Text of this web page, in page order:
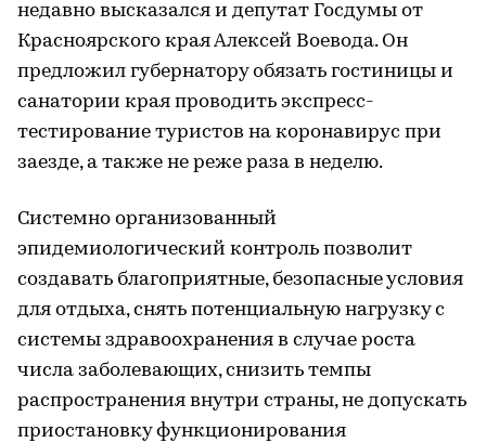
недавно высказался и депутат Госдумы от
Красноярского края Алексей Воевода. Он
предложил губернатору обязать гостиницы и
санатории края проводить экспресс-
тестирование туристов на коронавирус при
заезде, а также не реже раза в неделю.
Системно организованный
эпидемиологический контроль позволит
создавать благоприятные, безопасные условия
для отдыха, снять потенциальную нагрузку с
системы здравоохранения в случае роста
числа заболевающих, снизить темпы
распространения внутри страны, не допускать
приостановку функционирования